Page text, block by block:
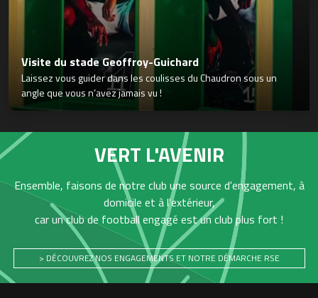
Visite du stade Geoffroy-Guichard
Laissez vous guider dans les coulisses du Chaudron sous un
angle que vous n’avez jamais vu !
VERT L'AVENIR
Ensemble, faisons de notre club une source d'engagement, à
domicile et à l'extérieur,
car un club de football engagé est un club plus fort !
> DÉCOUVREZ NOS ENGAGEMENTS ET NOTRE DÉMARCHE RSE